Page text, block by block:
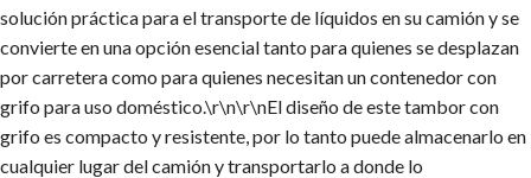
solución práctica para el transporte de líquidos en su camión y se
convierte en una opción esencial tanto para quienes se desplazan
por carretera como para quienes necesitan un contenedor con
grifo para uso doméstico.\r\n\r\nEl diseño de este tambor con
grifo es compacto y resistente, por lo tanto puede almacenarlo en
cualquier lugar del camión y transportarlo a donde lo